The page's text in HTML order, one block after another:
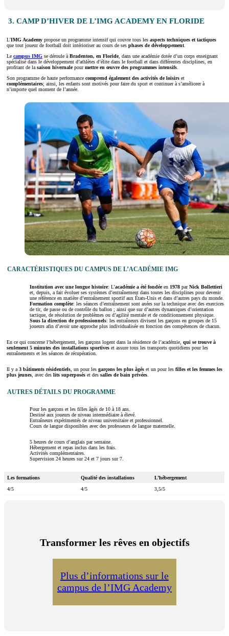
3. CAMP D’HIVER DE L’IMG ACADEMY EN FLORIDE
L’IMG Academy propose un programme intensif qui couvre tous les aspects techniques et tactiques
que tout joueur de football doit intérioriser au cours de ses phases de développement
Le campus IMG se déroule à Bradenton, en Floride, dans une académie dotée d’un corps enseignant
spécialisé dans le développement d’athlètes d’élite dans le football et dans différentes disciplines, en
profitant de la saison hivernalepourmettre en œuvre des programmes intensifs
Son programme de haute performance comprend également des activités de loisirs et
complémentaires; ainsi, les enfants sont motivés pour faire du sport et continuer à s’améliorer à
n’importe quel moment de l’année.
CARACTÉRISTIQUES DU CAMPUS DE L’ACADÉMIE IMG
Institution avec une longue histoire: L’académie a été fondéeen 1978 parNick Bollettieri
et, depuis, a fait évoluer ses systèmes d’entraînement dans toutes les disciplines pour devenir
une référence en matière d’entraînement sportif aux États-Unis et dans d’autres pays du monde.
Formation complète: les séances d’entraînement sont axées sur la technique avec des exercices
de tir, de passe ou de contrôle du ballon ; ainsi que sur d’autres dynamiques d’orientation
tactique, de résolution de problèmes ou d’agilité mentale et de conditionnement physique.
Sous la direction de professionnels: les entraîneurs divisent les garçons en groupes de 15
joueurs afin d’avoir une approche plus individualisée en fonction des compétences de chacun.
En ce qui concerne l’hébergement, les garçons logent dans la résidence de l’académie, qui se trouve à
seulement 5 minutes des installations sportives et assure tous les transports quotidiens pour les
entraînements et les séances de récupération.
Il y a 3 bâtiments résidentiels , un pour les garçons les plus âgés et un pour les filles et les femmes les
plus jeunes , avec des lits superposés et des salles de bain privées
AUTRES DÉTAILS DU PROGRAMME
Pour les garçons et les filles âgés de 10 à 18 ans.
Destiné aux joueurs de niveau intermédiaire à élevé.
Entraîneurs expérimentés de niveau universitaire et professionnel.
Cours de langue disponibles avec des professeurs de langue maternelle.
5 heures de cours d’anglais par semaine.
Hébergement et repas inclus dans les frais.
Activités complémentaires.
Supervision 24 heures sur 24 et 7 jours sur 7.
Les formations Qualité des installations
L’hébergement
4/5
4/5 3,5/5
Transformer les rêves en objectifs
Plus d’informations sur le
campus de l’IMG Academy